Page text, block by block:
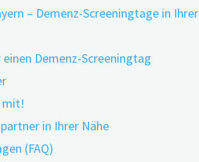
– Demenz-Screeningtage in Ihrer
Demenz-Screeningtag
mit!
in Ihrer Nähe
(FAQ)